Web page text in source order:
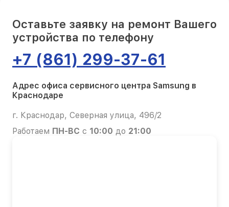
Оставьте заявку на ремонт Вашего
устройства по телефону
+7 (861) 299-37-61
Адрес офиса сервисного центра Samsung в
Краснодаре
г. Краснодар, Северная улица, 496/2
Работаем ПН-ВС с 10:00 до 21:00